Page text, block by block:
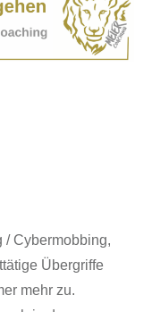
/ Cybermobbing,
Übergriffe
mehr zu.